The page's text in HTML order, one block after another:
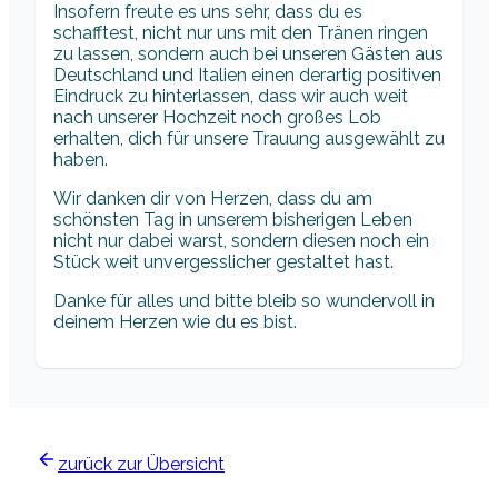
Insofern freute es uns sehr, dass du es
schafftest, nicht nur uns mit den Tränen ringen
zu lassen, sondern auch bei unseren Gästen aus
Deutschland und Italien einen derartig positiven
Eindruck zu hinterlassen, dass wir auch weit
nach unserer Hochzeit noch großes Lob
erhalten, dich für unsere Trauung ausgewählt zu
haben.
Wir danken dir von Herzen, dass du am
schönsten Tag in unserem bisherigen Leben
nicht nur dabei warst, sondern diesen noch ein
Stück weit unvergesslicher gestaltet hast.
Danke für alles und bitte bleib so wundervoll in
deinem Herzen wie du es bist.
zurück zur Übersicht